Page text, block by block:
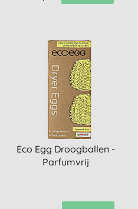
Eco Egg Droogballen -
Parfumvrij